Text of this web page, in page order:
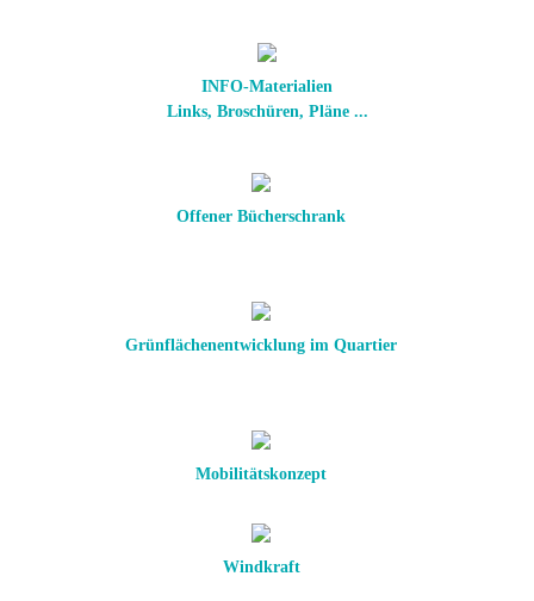
INFO-Materialien
Links, Broschüren, Pläne ...
Offener Bücherschrank
Grünflächenentwicklung im Quartier
Mobilitätskonzept
Windkraft